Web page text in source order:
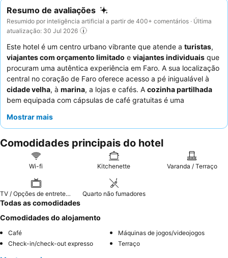
Resumo de avaliações
Resumido por inteligência artificial a partir de 400+ comentários · Última
atualização: 30 Jul 2026
Este hotel é um centro urbano vibrante que atende a turistas,
viajantes com orçamento limitado e viajantes individuais que
procuram uma autêntica experiência em Faro. A sua localização
central no coração de Faro oferece acesso a pé inigualável à
cidade velha, à marina, a lojas e cafés. A cozinha partilhada
bem equipada com cápsulas de café gratuitas é uma
preferem preparar as suas próprias refeições. Os hóspedes
esforça para ir além das expectativas, e as convenientes
opções de self-catering são um ponto alto. Para uma estadia
mais tranquila, considere solicitar um quarto virado para longe
Mostrar mais
Comodidades principais do hotel
Wi-fi Kitchenette Varanda / Terraço
TV / Opções de entretenimento Quarto não fumadores
Todas as comodidades
Comodidades do alojamento
Café
Máquinas de jogos/videojogos
Check-in/check-out expresso
Terraço